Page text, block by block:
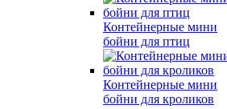
Контейнерные мини
бойни для птиц
Контейнерные мини
бойни для кроликов